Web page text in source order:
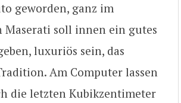
geworden, ganz im
Maserati soll innen ein gutes
luxuriös sein, das
Am Computer lassen
die letzten Kubikzentimeter